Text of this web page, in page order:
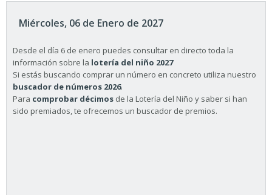
Miércoles, 06 de Enero de 2027
Desde el día 6 de enero puedes consultar en directo toda la
información sobre la lotería del niño 2027
Si estás buscando comprar un número en concreto utiliza nuestro
buscador de números 2026.
Para comprobar décimos de la Lotería del Niño y saber si han
sido premiados, te ofrecemos un buscador de premios.